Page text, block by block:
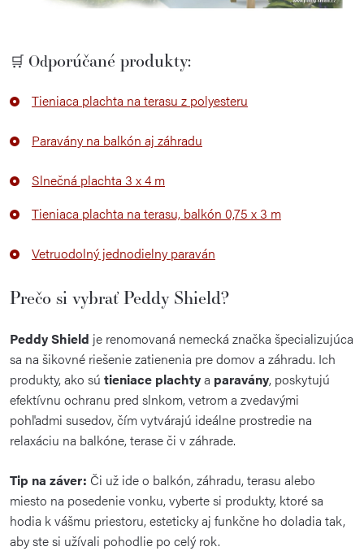
🛒 Odporúčané produkty:
Tieniaca plachta na terasu z polyesteru
Paravány na balkón aj záhradu
Slnečná plachta 3 x 4 m
Tieniaca plachta na terasu, balkón 0,75 x 3 m
Vetruodolný jednodielny paraván
Prečo si vybrať Peddy Shield?
Peddy Shield je renomovaná nemecká značka špecializujúca
sa na šikovné riešenie zatienenia pre domov a záhradu. Ich
produkty, ako sú tieniace plachtya paravány, poskytujú
efektívnu ochranu pred slnkom, vetrom a zvedavými
pohľadmi susedov, čím vytvárajú ideálne prostredie na
relaxáciu na balkóne, terase či v záhrade.
Tip na záver: Či už ide o balkón, záhradu, terasu alebo
miesto na posedenie vonku, vyberte si produkty, ktoré sa
hodia k vášmu priestoru, esteticky aj funkčne ho doladia tak,
aby ste si užívali pohodlie po celý rok.